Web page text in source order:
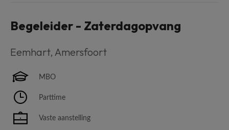
Begeleider - Zaterdagopvang
Eemhart, Amersfoort
MBO
Parttime
Vaste aanstelling